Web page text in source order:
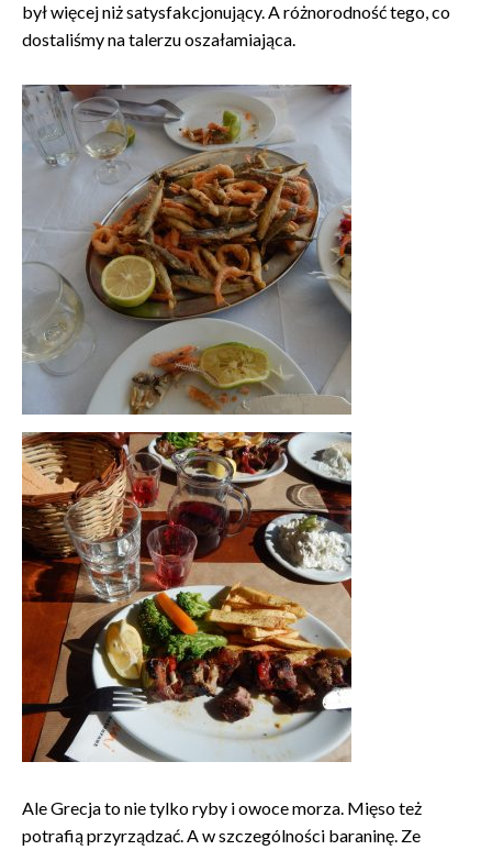
był więcej niż satysfakcjonujący. A różnorodność tego, co
dostaliśmy na talerzu oszałamiająca.
Ale Grecja to nie tylko ryby i owoce morza. Mięso też
potrafią przyrządzać. A w szczególności baraninę. Ze